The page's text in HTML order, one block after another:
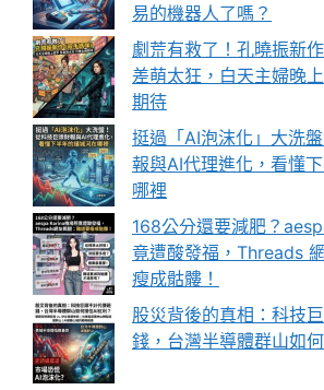
易的機器人了嗎？
劇荒有救了！孔曉振新
差萌太狂，白天主婦晚
期待
挺過「AI泡沫化」大洗
報與AI代理進化，看懂
哪裡
168公分還要減肥？
竟遭酸發福，Threads
瘦成骷髏！
股災背後的真相：科技
錢，台灣半導體群山如